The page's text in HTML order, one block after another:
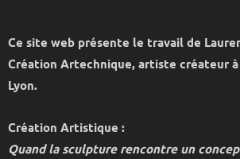
Ce site web présente le travail de
Création Artechnique, artiste créateur à
Lyon.
Création Artistique :
Quand la sculpture rencontre un